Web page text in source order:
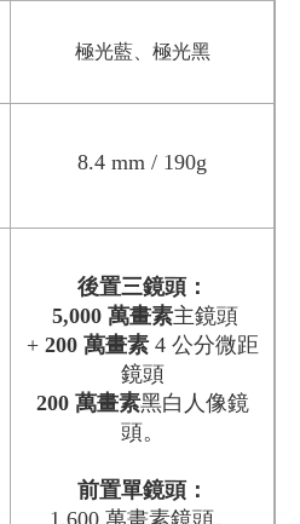
極光藍、極光黑
8.4 mm / 190g
後置三鏡頭：
5,000 萬畫素主鏡頭
+ 200 萬畫素4 公分微距
鏡頭
200 萬畫素黑白人像鏡
頭。
前置單鏡頭：
1,600 萬畫素鏡頭。